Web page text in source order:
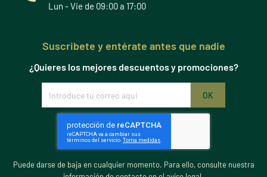
Lun - Vie de 09:00 a 17:00
Suscribete y entérate antes que nadie
¿Quieres los mejores descuentos y promociones?
Puede darse de baja en cualquier momento. Para ello, consulte nuestra